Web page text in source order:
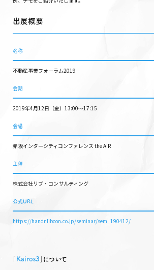
出展概要
名称
不動産事業フォーラム2019
会期
2019年4月12日（金）13:00〜17:15
会場
赤坂インターシティコンファレンス the AIR
主催
株式会社リブ・コンサルティング
公式URL
https://handr.libcon.co.jp/seminar/sem_190412/
Kairos3 ｣について